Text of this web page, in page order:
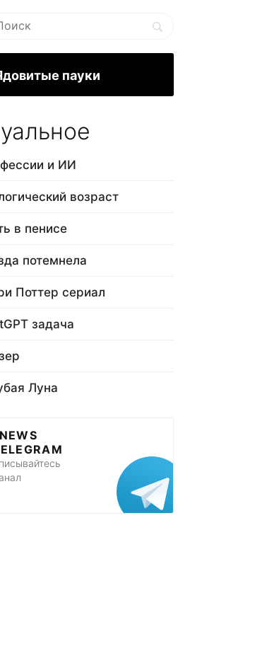
пауки
и ИИ
возраст
в пенисе
потемнела
Поттер сериал
задача
Луна